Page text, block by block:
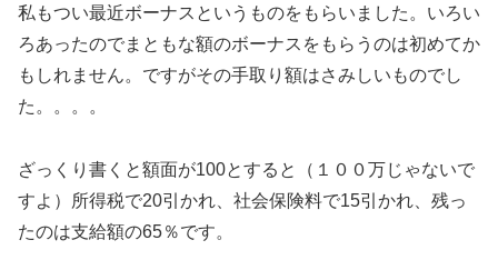
私もつい最近ボーナスというものをもらいました。いろい
ろあったのでまともな額のボーナスをもらうのは初めてか
もしれません。ですがその手取り額はさみしいものでし
た。。。。
ざっくり書くと額面が100とすると（１００万じゃないで
すよ）所得税で20引かれ、社会保険料で15引かれ、残っ
たのは支給額の65％です。